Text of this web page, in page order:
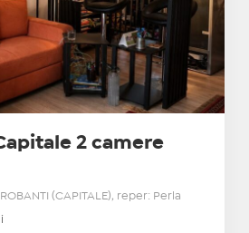
2 camere
(CAPITALE), reper: Perla